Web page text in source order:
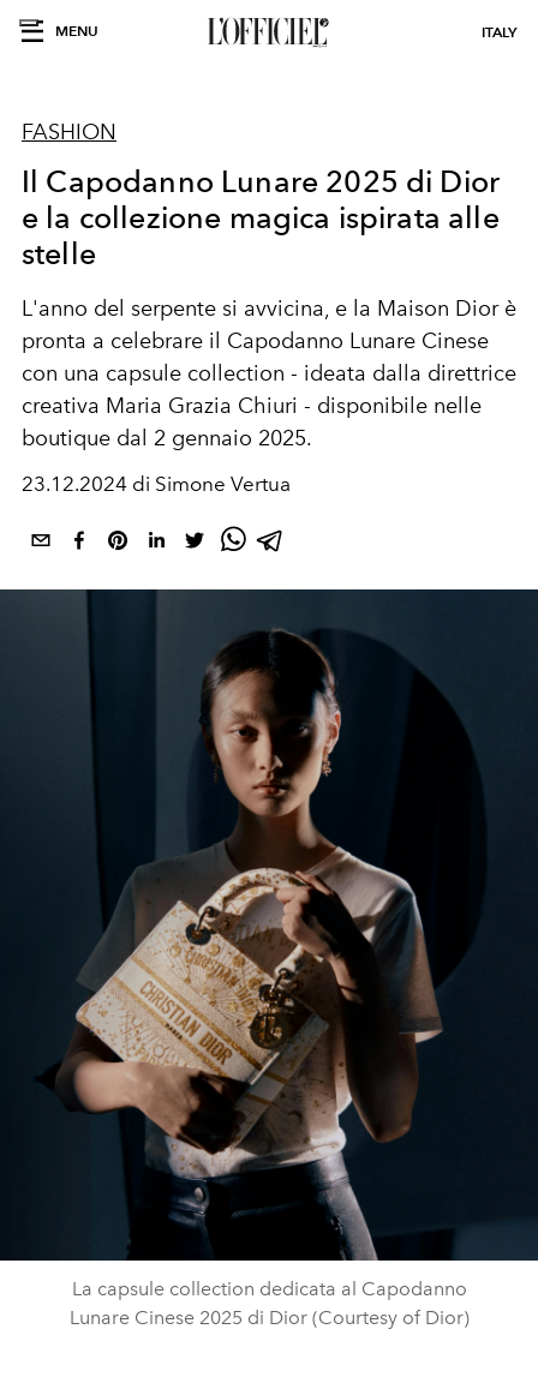
MENU ITALY
FASHION
Il Capodanno Lunare 2025 di Dior
e la collezione magica ispirata alle
stelle
L'anno del serpente si avvicina, e la Maison Dior è
pronta a celebrare il Capodanno Lunare Cinese
con una capsule collection - ideata dalla direttrice
creativa Maria Grazia Chiuri - disponibile nelle
boutique dal 2 gennaio 2025.
23.12.2024 di Simone Vertua
La capsule collection dedicata al Capodanno
Lunare Cinese 2025 di Dior (Courtesy of Dior)